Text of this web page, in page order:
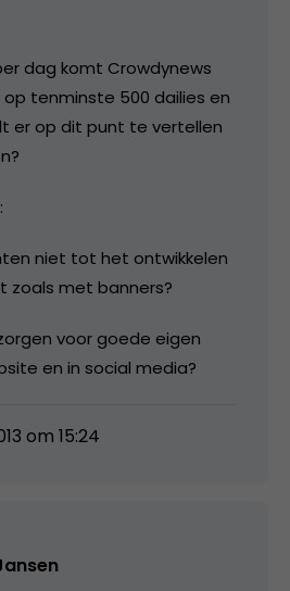
dag komt Crowdynews
tenminste 500 dailies en
er op dit punt te vertellen
niet tot het ontwikkelen
zoals met banners?
voor goede eigen
en in social media?
om 15:24